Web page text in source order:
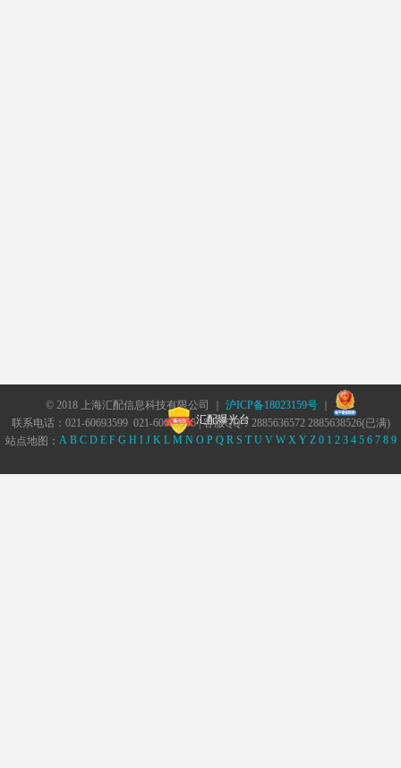
© 2018 上海汇配信息科技有限公司 ｜ 沪ICP备18023159号｜
汇配曝光台
联系电话：021-60693599 021-60693555 | 客服QQ：2885636572 2885638526(已满)
站点地图： A B C D E F G H I J K L M N O P Q R S T U V W X Y Z 0 1 2 3 4 5 6 7 8 9